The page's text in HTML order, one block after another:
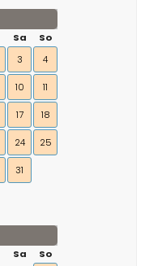
Sa
So
3 4
10 11
17 18
24 25
31
Sa
So